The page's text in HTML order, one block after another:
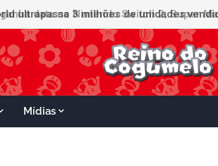
data no Nintendo Switch 2; Super
Mídias